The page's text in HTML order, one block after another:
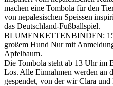
machen eine Tombola für den
von nepalesischen Speissen
das Deutschland-Fußballspiel.
BLUMENKETTENBINDEN:
großem Hund Nur mit
Apfelbaum.
Die Tombola steht ab 13 Uhr im
Los. Alle Einnahmen werden an
gespendet, von der wir Clara und